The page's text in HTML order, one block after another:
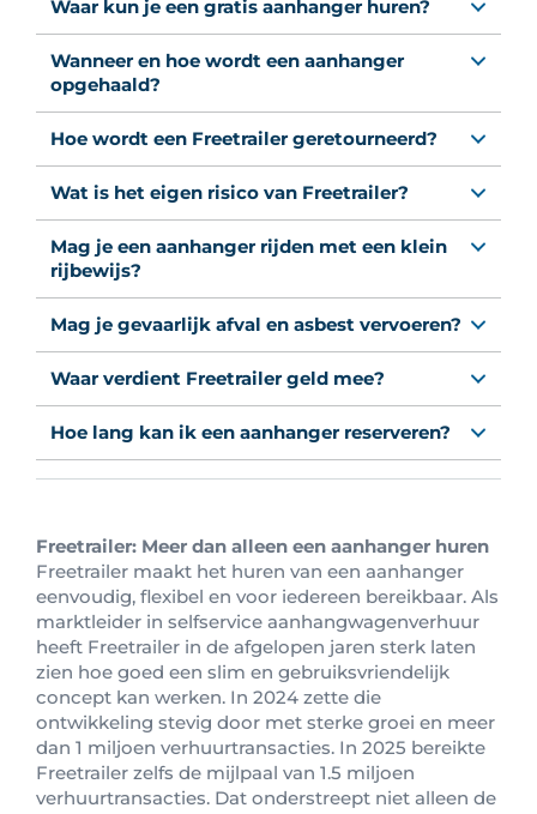
Waar kun je een gratis aanhanger huren?
Wanneer en hoe wordt een aanhanger
opgehaald?
Hoe wordt een Freetrailer geretourneerd?
Wat is het eigen risico van Freetrailer?
Mag je een aanhanger rijden met een klein
rijbewijs?
Mag je gevaarlijk afval en asbest vervoeren?
Waar verdient Freetrailer geld mee?
Hoe lang kan ik een aanhanger reserveren?
Freetrailer: Meer dan alleen een aanhanger huren
Freetrailer maakt het huren van een aanhanger
eenvoudig, flexibel en voor iedereen bereikbaar. Als
marktleider in selfservice aanhangwagenverhuur
heeft Freetrailer in de afgelopen jaren sterk laten
zien hoe goed een slim en gebruiksvriendelijk
concept kan werken. In 2024 zette die
ontwikkeling stevig door met sterke groei en meer
dan 1 miljoen verhuurtransacties. In 2025 bereikte
Freetrailer zelfs de mijlpaal van 1.5 miljoen
verhuurtransacties. Dat onderstreept niet alleen de